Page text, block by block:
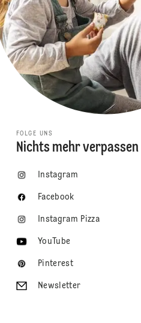
FOLGE UNS
Nichts mehr verpassen
Instagram
Facebook
Instagram Pizza
YouTube
Pinterest
Newsletter